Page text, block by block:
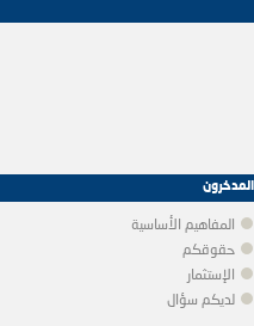
المدخرون
المفاهيم الأساسية
حقوقكم
الإستثمار
لديكم سؤال